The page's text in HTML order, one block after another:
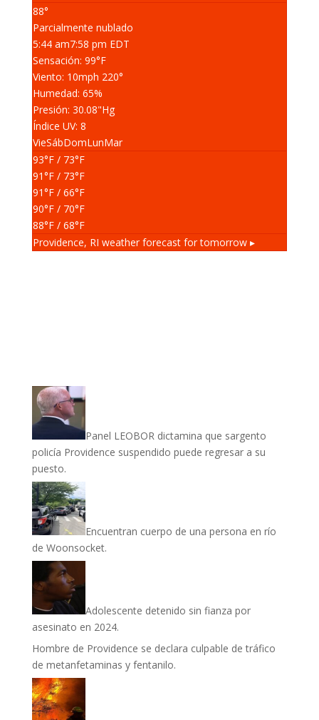
88°
Parcialmente nublado
5:44 am7:58 pm EDT
Sensación: 99°F
Viento: 10mph 220°
Humedad: 65%
Presión: 30.08"Hg
Índice UV: 8
VieSábDomLunMar
93°F/ 73°F
91°F/ 73°F
91°F/ 66°F
90°F/ 70°F
88°F/ 68°F
Providence, RI weather forecast for tomorrow ▸
Panel LEOBOR dictamina que sargento
policía Providence suspendido puede regresar a su
puesto.
Encuentran cuerpo de una persona en río
de Woonsocket.
Adolescente detenido sin fianza por
asesinato en 2024.
Hombre de Providence se declara culpable de tráfico
de metanfetaminas y fentanilo.